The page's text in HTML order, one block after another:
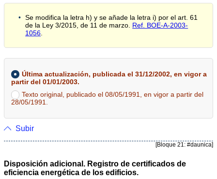
Se modifica la letra h) y se añade la letra i) por el art. 61
de la Ley 3/2015, de 11 de marzo. Ref. BOE-A-2003-
1056
Última actualización, publicada el 31/12/2002, en vigor a
partir del 01/01/2003.
Texto original, publicado el 08/05/1991, en vigor a partir del
28/05/1991.
Subir
[Bloque 21: #daunica]
Disposición adicional. Registro de certificados de
eficiencia energética de los edificios.